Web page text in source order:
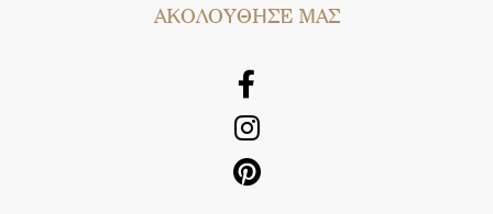
AΚΟΛΟΥΘΗΣΕ ΜΑΣ